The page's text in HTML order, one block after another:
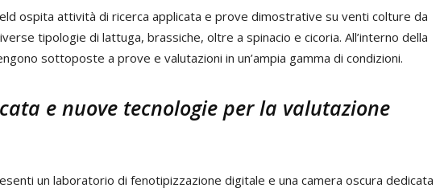
ospita attività di ricerca applicata e prove dimostrative su venti colture da
tipologie di lattuga, brassiche, oltre a spinacio e cicoria. All’interno della
sottoposte a prove e valutazioni in un’ampia gamma di condizioni.
e nuove tecnologie per la valutazione
un laboratorio di fenotipizzazione digitale e una camera oscura dedicata